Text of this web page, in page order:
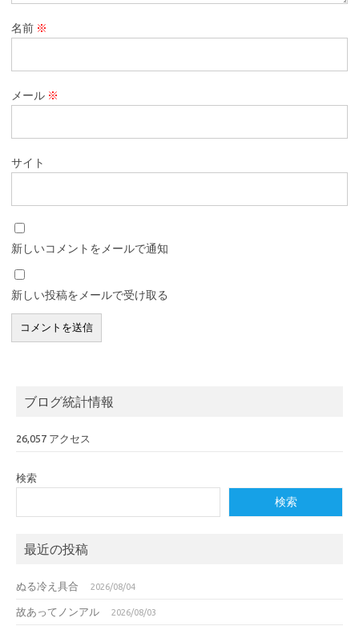
名前 ※
メール ※
サイト
新しいコメントをメールで通知
新しい投稿をメールで受け取る
ブログ統計情報
26,057 アクセス
検索
検索
最近の投稿
ぬる冷え具合 2026/08/04
故あってノンアル 2026/08/03